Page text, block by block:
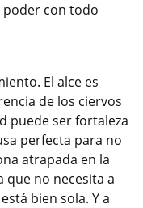
poder con todo
El alce es
de los ciervos
puede ser fortaleza
perfecta para no
atrapada en la
que no necesita a
bien sola. Y a